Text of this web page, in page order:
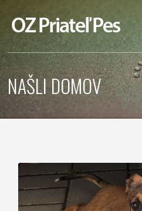
NAŠLI DOMOV